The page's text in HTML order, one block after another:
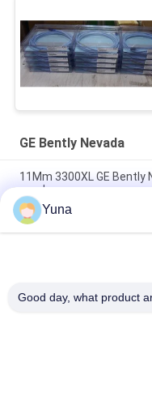
GE Bently Nevada
11Mm 3300XL GE Bently
sonde
50 mm 3300XL Bently
050-10-02-00
8.0 Mètre 3300 XL
Yuna
Good day, what product